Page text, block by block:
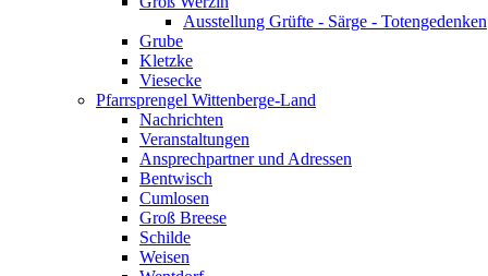
Ausstellung Grüfte - Särge - Totengedenken
Grube
Kletzke
Viesecke
Pfarrsprengel Wittenberge-Land
Nachrichten
Veranstaltungen
Ansprechpartner und Adressen
Bentwisch
Cumlosen
Groß Breese
Schilde
Weisen